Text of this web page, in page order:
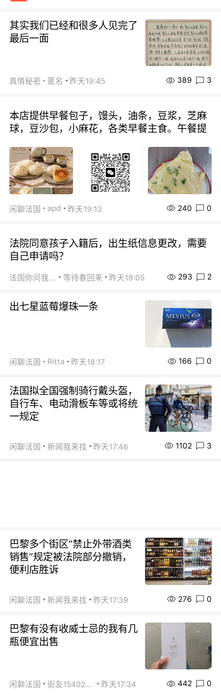
其实我们已经和很多人见完了
最后一面
真情秘密 匿名 昨天19:45 389 3
本店提供早餐包子，馒头，油条，豆浆，芝麻
球，豆沙包，小麻花，各类早餐主食。午餐提
闲聊法国 apd 昨天19:13 240 0
法院同意孩子入籍后，出生纸信息更改，需要
自己申请吗？
法国你问我答 等待春回来 昨天19:05 293 2
出七星蓝莓爆珠一条
闲聊法国 Ritta 昨天18:17 166 0
法国拟全国强制骑行戴头盔，
自行车、电动滑板车等或将统
一规定
闲聊法国 新闻我来找 昨天17:46 1102 3
巴黎多个街区“禁止外带酒类
销售”规定被法院部分撤销，
便利店胜诉
闲聊法国 新闻我来找 昨天17:39 276 0
巴黎有没有收威士忌的我有几
瓶便宜出售
闲聊法国 街友15402223 昨天17:34 442 0